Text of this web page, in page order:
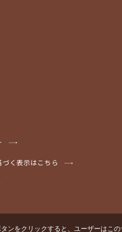
く表示はこちら
をクリックすると、ユーザーはこ